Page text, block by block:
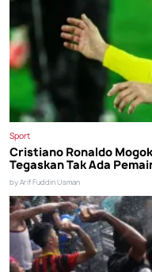
Sport
Cristiano Ronaldo
Tegaskan Tak Ada
by Arif Fuddin Usman